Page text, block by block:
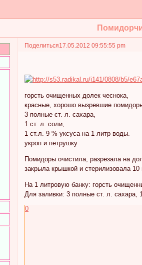
Поделиться17.05.2012 09:55:55 pm
горсть очищенных долек чеснока,
красные, хорошо вызревшие
3 полные ст. л. сахара,
1 ст. л. соли,
1 ст.л. 9 % уксуса на 1 литр воды.
укроп и петрушку
Помидоры очистила, разрезала на
закрыла крышкой и стерилизовала 10
На 1 литровую банку: горсть
Для заливки: 3 полные ст. л. сахара,
0